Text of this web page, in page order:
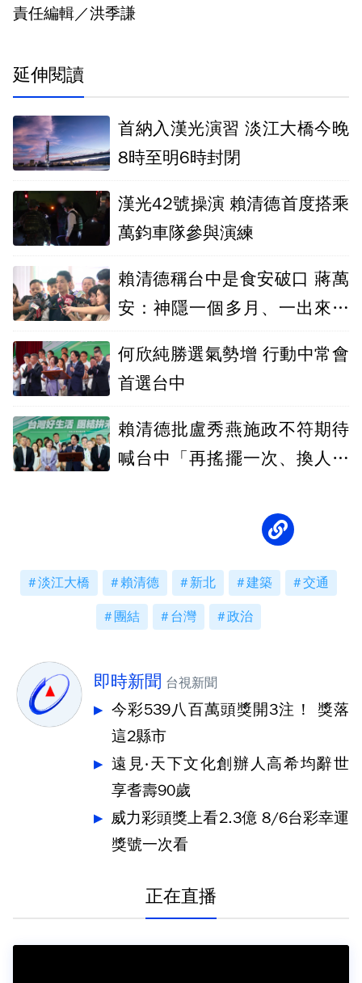
責任編輯／洪季謙
延伸閱讀
首納入漢光演習 淡江大橋今晚
8時至明6時封閉
漢光42號操演 賴清德首度搭乘
萬鈞車隊參與演練
賴清德稱台中是食安破口 蔣萬
安：神隱一個多月、一出來就
何欣純勝選氣勢增 行動中常會
首選台中
賴清德批盧秀燕施政不符期待
喊台中「再搖擺一次、換人換
淡江大橋 賴清德 新北 建築 交通
團結 台灣 政治
即時新聞 台視新聞
今彩539八百萬頭獎開3注！ 獎落
這2縣市
遠見‧天下文化創辦人高希均辭世
享耆壽90歲
威力彩頭獎上看2.3億 8/6台彩幸運
獎號一次看
正在直播